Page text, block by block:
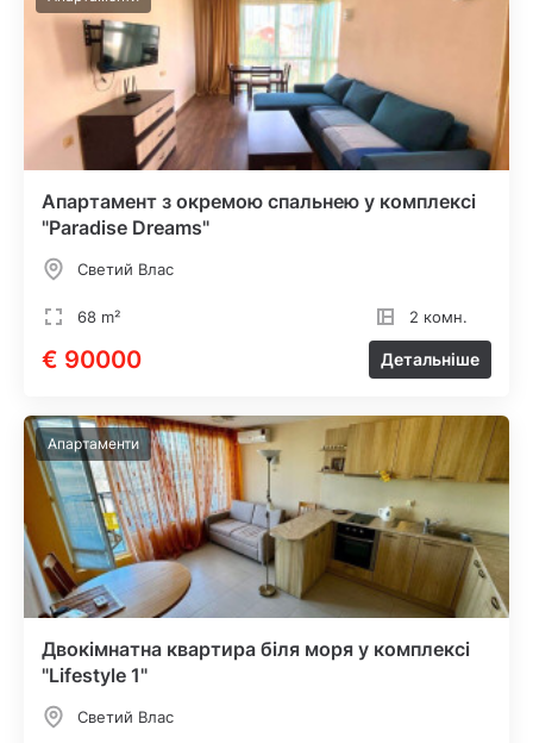
Апартамент з окремою спальнею у комплексі
"Paradise Dreams"
Светий Влас
68 m² 2 комн.
€ 90000 Детальніше
Апартаменти
Двокімнатна квартира біля моря у комплексі
"Lifestyle 1"
Светий Влас